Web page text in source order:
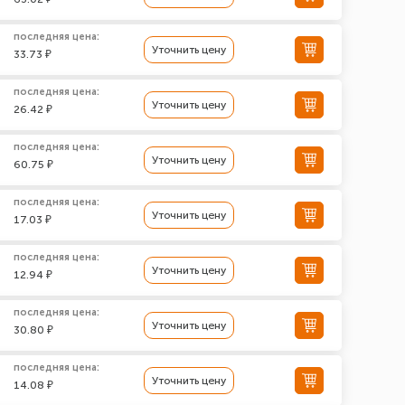
последняя цена:
33.73 ₽ Уточнить цену
последняя цена:
26.42 ₽ Уточнить цену
последняя цена:
60.75 ₽ Уточнить цену
последняя цена:
17.03 ₽ Уточнить цену
последняя цена:
12.94 ₽ Уточнить цену
последняя цена:
30.80 ₽ Уточнить цену
последняя цена:
14.08 ₽ Уточнить цену